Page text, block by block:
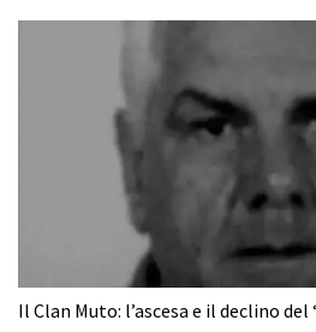
Il Clan Muto: l’ascesa e il declino